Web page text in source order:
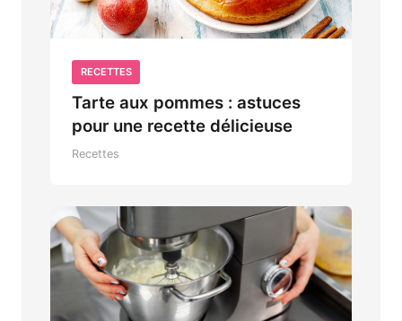
RECETTES
Tarte aux pommes : astuces
pour une recette délicieuse
Recettes